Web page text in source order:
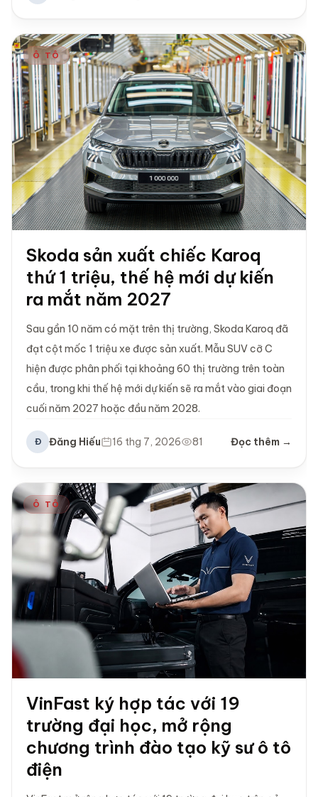
Ô TÔ
Skoda sản xuất chiếc Karoq
thứ 1 triệu, thế hệ mới dự kiến
ra mắt năm 2027
Sau gần 10 năm có mặt trên thị trường, Skoda Karoq đã
đạt cột mốc 1 triệu xe được sản xuất. Mẫu SUV cỡ C
hiện được phân phối tại khoảng 60 thị trường trên toàn
cầu, trong khi thế hệ mới dự kiến sẽ ra mắt vào giai đoạn
cuối năm 2027 hoặc đầu năm 2028.
Đ Đăng Hiếu 16 thg 7, 2026 81 Đọc thêm →
Ô TÔ
VinFast ký hợp tác với 19
trường đại học, mở rộng
chương trình đào tạo kỹ sư ô tô
điện